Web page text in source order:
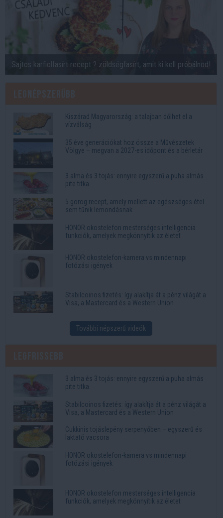
Sajtos karfiolfasírt recept ?️ zöldségfasírt, amit ki kell próbálnod!
Kiszárad Magyarország: a talajban dőlhet el a
vízválság
35 éve generációkat hoz össze a Művészetek
Völgye – megvan a 2027-es időpont és a bérletár
3 alma és 3 tojás: ennyire egyszerű a puha almás
pite titka
5 görög recept, amely mellett az egészséges étel
sem tűnik lemondásnak
HONOR okostelefon mesterséges intelligencia
funkciók, amelyek megkönnyítik az életet
HONOR okostelefon-kamera vs mindennapi
fotózási igények
Stabilcoinos fizetés: így alakítja át a pénz világát a
Visa, a Mastercard és a Western Union
További népszerű videók
3 alma és 3 tojás: ennyire egyszerű a puha almás
pite titka
Stabilcoinos fizetés: így alakítja át a pénz világát a
Visa, a Mastercard és a Western Union
Cukkinis tojáslepény serpenyőben – egyszerű és
laktató vacsora
HONOR okostelefon-kamera vs mindennapi
fotózási igények
HONOR okostelefon mesterséges intelligencia
funkciók, amelyek megkönnyítik az életet